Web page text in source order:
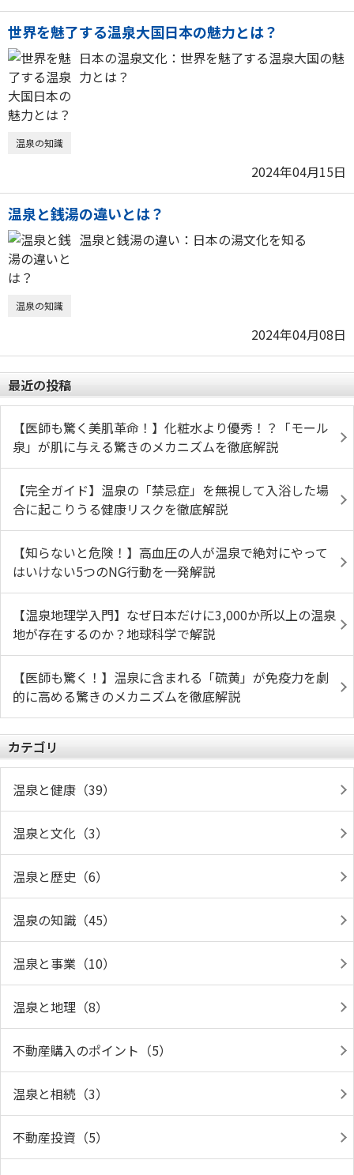
世界を魅了する温泉大国日本の魅力とは？
日本の温泉文化：世界を魅了する温泉大国の魅
力とは？
温泉の知識
2024年04月15日
温泉と銭湯の違いとは？
温泉と銭湯の違い：日本の湯文化を知る
温泉の知識
2024年04月08日
最近の投稿
【医師も驚く美肌革命！】化粧水より優秀！？「モール
泉」が肌に与える驚きのメカニズムを徹底解説
【完全ガイド】温泉の「禁忌症」を無視して入浴した場
合に起こりうる健康リスクを徹底解説
【知らないと危険！】高血圧の人が温泉で絶対にやって
はいけない5つのNG行動を一発解説
【温泉地理学入門】なぜ日本だけに3,000か所以上の温泉
地が存在するのか？地球科学で解説
【医師も驚く！】温泉に含まれる「硫黄」が免疫力を劇
的に高める驚きのメカニズムを徹底解説
カテゴリ
温泉と健康（39）
温泉と文化（3）
温泉と歴史（6）
温泉の知識（45）
温泉と事業（10）
温泉と地理（8）
不動産購入のポイント（5）
温泉と相続（3）
不動産投資（5）